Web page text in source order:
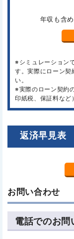
年収も含
※シミュレーション
す。実際にローン契
い。
※実際のローン契約
印紙税、保証料など
返済早見表
お問い合わせ
電話でのお問